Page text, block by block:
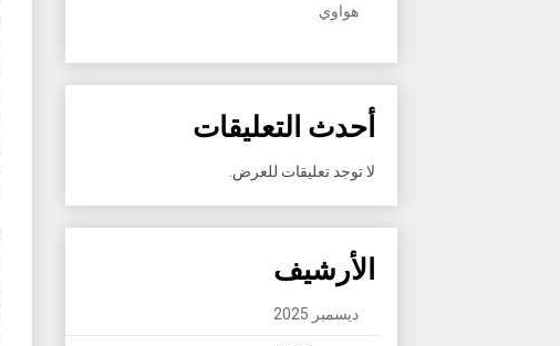
هواوي
أحدث التعليقات
لا توجد تعليقات للعرض.
الأرشيف
ديسمبر 2025